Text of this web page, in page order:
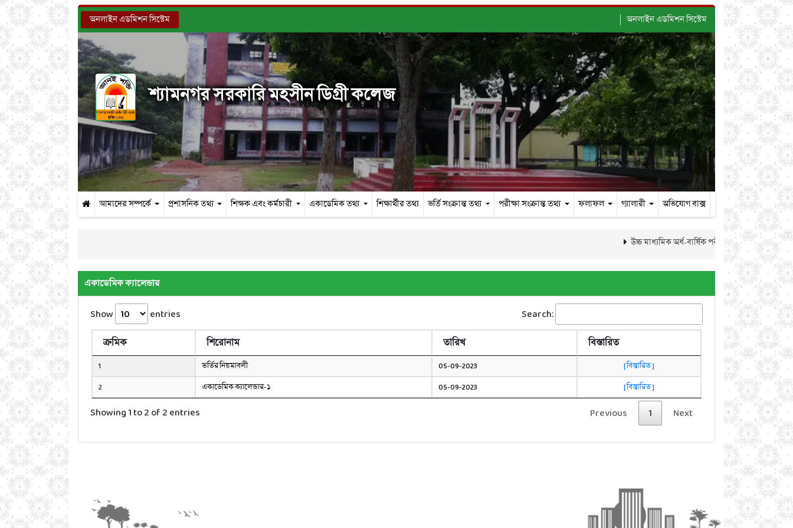
অনলাইন এডমিশন সিস্টেম অনলাইন এডমিশন সিস্টেম
শ্যামনগর সরকারি মহসীন ডিগ্রী কলেজ
আমাদের সম্পর্কে প্রশাসনিক তথ্য শিক্ষক এবং কর্মচারী একাডেমিক তথ্য শিক্ষার্থীর তথ্য ভর্তি সংক্রান্ত তথ্য পরীক্ষা সংক্রান্ত তথ্য ফলাফল গ্যালারী অভিযোগ বাক্স
উচ্চ মাধ্যমিক অর্ধ-বার্ষিক পরীক্ষা-২০২৬ এর ফলাফল
একাডেমিক ক্যালেন্ডার
Show entries Search:
ক্রমিক শিরোনাম তারিখ বিস্তারিত
1 ভর্তির নিয়মাবলী 05-09-2023
[ বিস্তারিত ]
2
একাডেমিক ক্যালেন্ডার-১ 05-09-2023 [ বিস্তারিত ]
Showing 1 to 2 of 2 entries Previous 1 Next